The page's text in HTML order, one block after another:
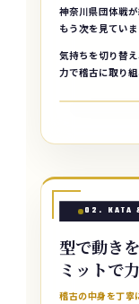
神奈川県団体戦
もう次を見ていま
気持ちを切り替
力で稽古に取り組
02. KATA
型で動きを
ミットで
稽古の中身を丁寧